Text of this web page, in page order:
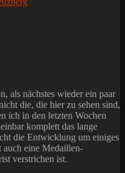
als nächstes wieder ein paar
die, die hier zu sehen sind,
ich in den letzten Wochen
komplett das lange
die Entwicklung um einiges
auch eine Medaillen-
verstrichen ist.